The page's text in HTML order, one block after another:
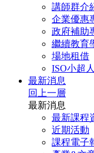
講師群介
企業優惠
政府補助
繼續教育
場地租借
ISO小超
最新消息
回上一層
最新消息
最新課程
近期活動
課程電子